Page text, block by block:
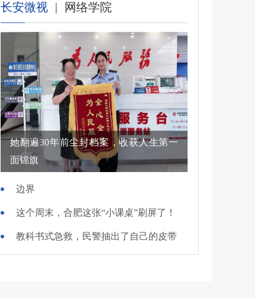
长安微视 | 网络学院
她翻遍30年前尘封档案，收获人生第一
面锦旗
边界
这个周末，合肥这张“小课桌”刷屏了！
教科书式急救，民警抽出了自己的皮带